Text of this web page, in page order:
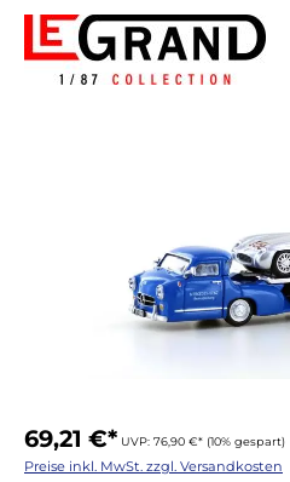
69,21 €* UVP: 76,90 €* (10% gespart)
Preise inkl. MwSt. zzgl. Versandkosten